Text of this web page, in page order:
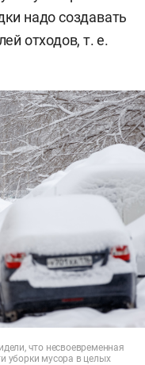
надо создавать
отходов, т. е.
что несвоевременная
уборки мусора в целых